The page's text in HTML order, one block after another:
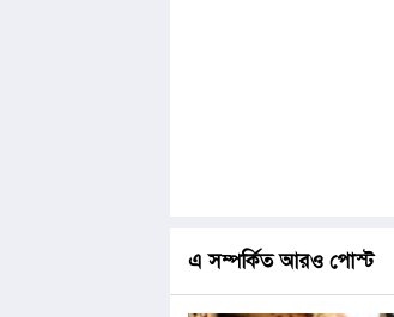
এ সম্পর্কিত আরও পোস্ট